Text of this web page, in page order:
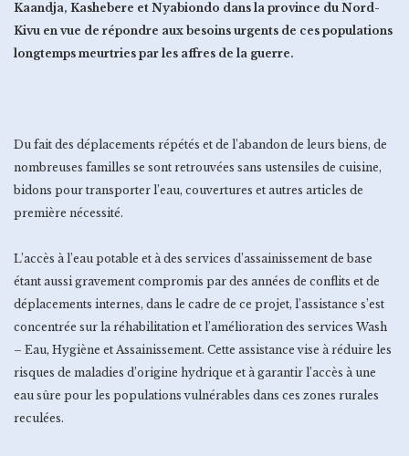
Kaandja, Kashebere et Nyabiondo dans la province du Nord-
Kivu en vue de répondre aux besoins urgents de ces populations
longtemps meurtries par les affres de la guerre.
Du fait des déplacements répétés et de l’abandon de leurs biens, de
nombreuses familles se sont retrouvées sans ustensiles de cuisine,
bidons pour transporter l’eau, couvertures et autres articles de
première nécessité.
L’accès à l’eau potable et à des services d’assainissement de base
étant aussi gravement compromis par des années de conflits et de
déplacements internes, dans le cadre de ce projet, l’assistance s’est
concentrée sur la réhabilitation et l’amélioration des services Wash
– Eau, Hygiène et Assainissement. Cette assistance vise à réduire les
risques de maladies d’origine hydrique et à garantir l’accès à une
eau sûre pour les populations vulnérables dans ces zones rurales
reculées.